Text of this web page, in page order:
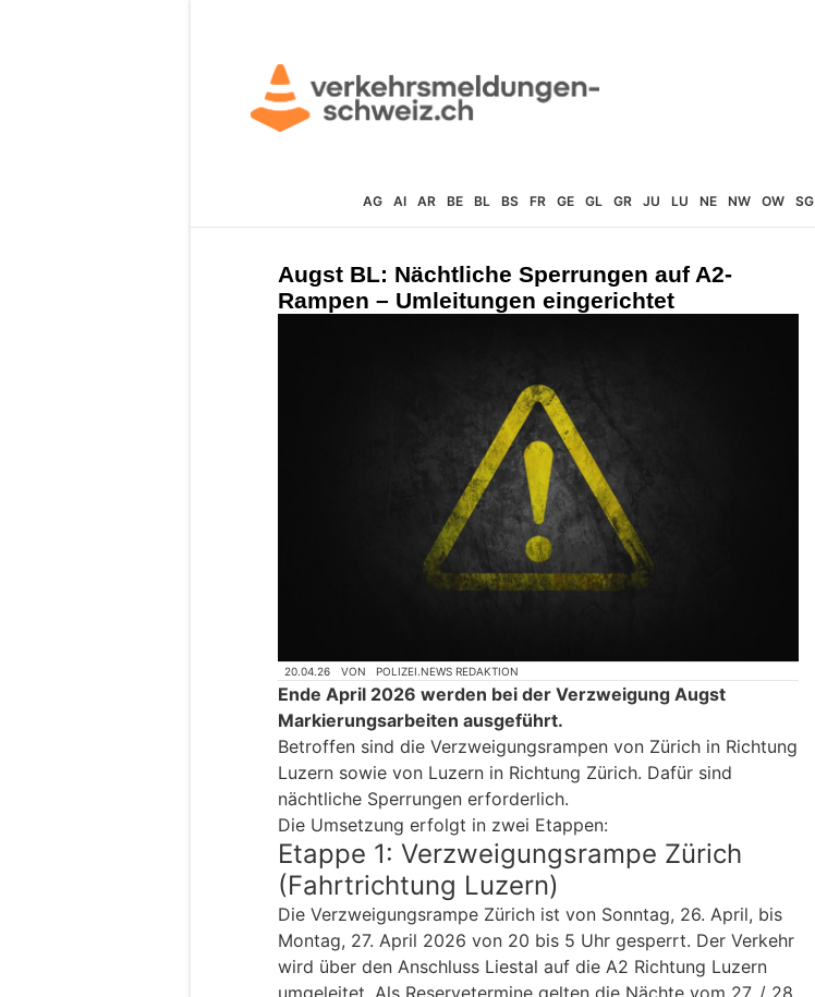
AG AI AR BE BL BS FR GE GL GR JU LU NE NW OW SG
Augst BL: Nächtliche Sperrungen auf A2-
Rampen – Umleitungen eingerichtet
20.04.26 VON POLIZEI.NEWS REDAKTION
Ende April 2026 werden bei der Verzweigung Augst
Markierungsarbeiten ausgeführt.
Betroffen sind die Verzweigungsrampen von Zürich in Richtung
Luzern sowie von Luzern in Richtung Zürich. Dafür sind
nächtliche Sperrungen erforderlich.
Die Umsetzung erfolgt in zwei Etappen:
Etappe 1: Verzweigungsrampe Zürich
(Fahrtrichtung Luzern)
Die Verzweigungsrampe Zürich ist von Sonntag, 26. April, bis
Montag, 27. April 2026 von 20 bis 5 Uhr gesperrt. Der Verkehr
wird über den Anschluss Liestal auf die A2 Richtung Luzern